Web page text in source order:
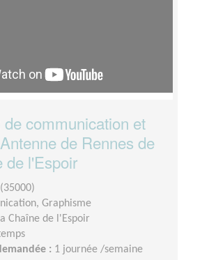
de communication et
de Rennes de
de l'Espoir
(35000)
Graphisme
Chaîne de l'Espoir
: 1 journée /semaine